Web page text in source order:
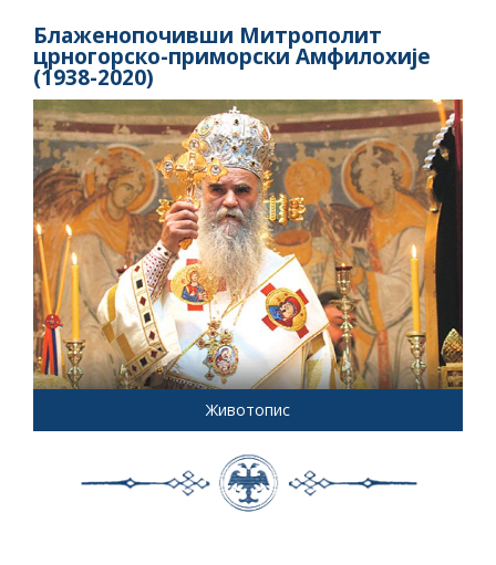
Блаженопочивши Митрополит
црногорско-приморски Амфилохије
(1938-2020)
Животопис